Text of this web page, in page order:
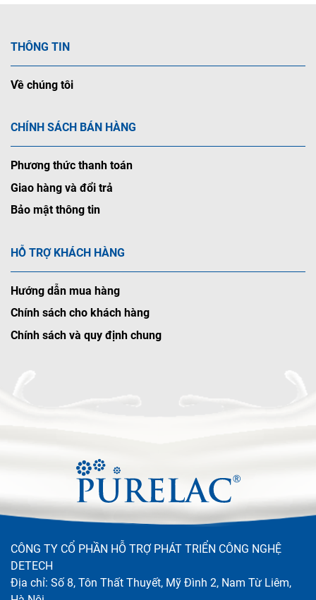
THÔNG TIN
Về chúng tôi
CHÍNH SÁCH BÁN HÀNG
Phương thức thanh toán
Giao hàng và đổi trả
Bảo mật thông tin
HỖ TRỢ KHÁCH HÀNG
Hướng dẫn mua hàng
Chính sách cho khách hàng
Chính sách và quy định chung
CÔNG TY CỔ PHẦN HỖ TRỢ PHÁT TRIỂN CÔNG NGHỆ
DETECH
Địa chỉ: Số 8, Tôn Thất Thuyết, Mỹ Đình 2, Nam Từ Liêm,